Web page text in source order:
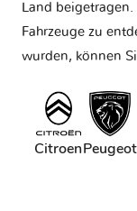
Land
Fahrzeuge zu
wurden, können
CitroenPeugeot